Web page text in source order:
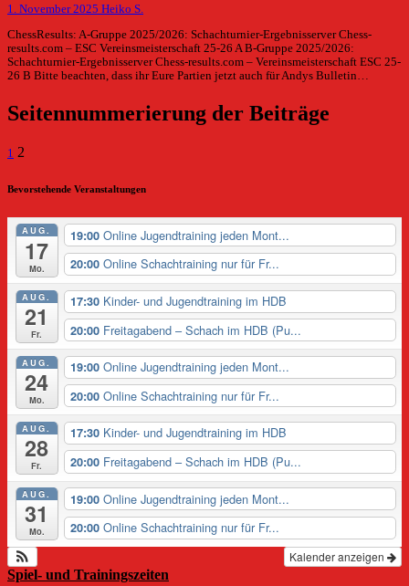
1. November 2025 Heiko S.
ChessResults: A-Gruppe 2025/2026: Schachturnier-Ergebnisserver Chess-
results.com – ESC Vereinsmeisterschaft 25-26 A B-Gruppe 2025/2026:
Schachturnier-Ergebnisserver Chess-results.com – Vereinsmeisterschaft ESC 25-
26 B Bitte beachten, dass ihr Eure Partien jetzt auch für Andys Bulletin…
Seitennummerierung der Beiträge
1 2
Bevorstehende Veranstaltungen
AUG.
17
Mo.
19:00 Online Jugendtraining jeden Mont...
20:00 Online Schachtraining nur für Fr...
AUG.
21
Fr.
17:30 Kinder- und Jugendtraining im HDB
20:00 Freitagabend – Schach im HDB (Pu...
AUG.
24
Mo.
19:00 Online Jugendtraining jeden Mont...
20:00 Online Schachtraining nur für Fr...
AUG.
28
Fr.
17:30 Kinder- und Jugendtraining im HDB
20:00 Freitagabend – Schach im HDB (Pu...
AUG.
31
Mo.
19:00 Online Jugendtraining jeden Mont...
20:00 Online Schachtraining nur für Fr...
Kalender anzeigen
Spiel- und Trainingszeiten